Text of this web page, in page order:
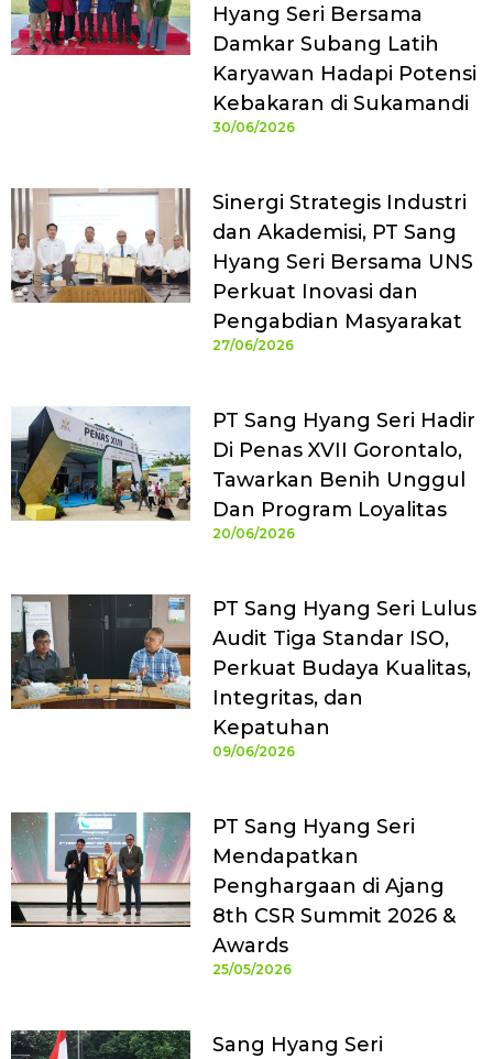
Hyang Seri Bersama
Damkar Subang Latih
Karyawan Hadapi Potensi
Kebakaran di Sukamandi
30/06/2026
Sinergi Strategis Industri
dan Akademisi, PT Sang
Hyang Seri Bersama UNS
Perkuat Inovasi dan
Pengabdian Masyarakat
27/06/2026
PT Sang Hyang Seri Hadir
Di Penas XVII Gorontalo,
Tawarkan Benih Unggul
Dan Program Loyalitas
20/06/2026
PT Sang Hyang Seri Lulus
Audit Tiga Standar ISO,
Perkuat Budaya Kualitas,
Integritas, dan
Kepatuhan
09/06/2026
PT Sang Hyang Seri
Mendapatkan
Penghargaan di Ajang
8th CSR Summit 2026 &
Awards
25/05/2026
Sang Hyang Seri